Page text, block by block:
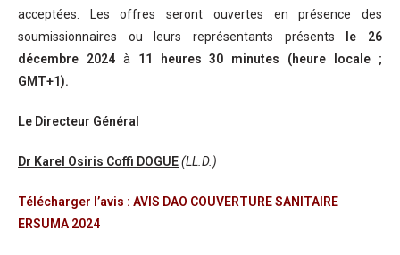
acceptées. Les offres seront ouvertes en présence des
soumissionnaires ou leurs représentants présents le 26
décembre 2024à 11 heures 30 minutes
(heure locale ;
GMT+1).
Le Directeur Général
Dr Karel Osiris Coffi DOGUE(LL.D.)
Télécharger l’avis : AVIS DAO COUVERTURE SANITAIRE
ERSUMA 2024